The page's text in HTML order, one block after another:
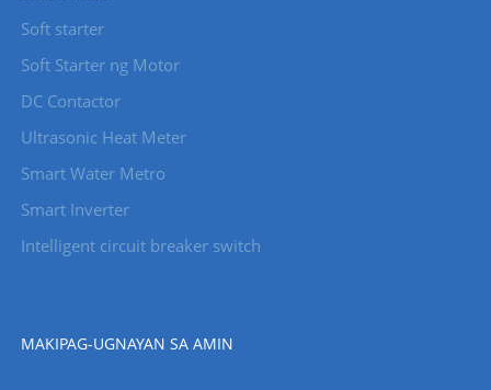
Soft starter
Soft Starter ng Motor
DC Contactor
Ultrasonic Heat Meter
Smart Water Metro
Smart Inverter
Intelligent circuit breaker switch
MAKIPAG-UGNAYAN SA AMIN